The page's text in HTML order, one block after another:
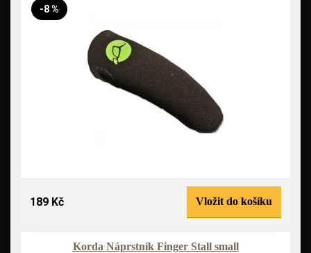
-8 %
189 Kč Vložit do košíku
Korda Náprstník Finger Stall small